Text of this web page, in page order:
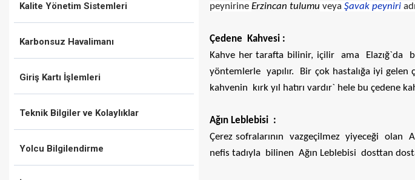
Kalite Yönetim Sistemleri
Karbonsuz Havalimanı
Giriş Kartı İşlemleri
Teknik Bilgiler ve Kolaylıklar
Yolcu Bilgilendirme
peynirine Erzincan tulumu veya Şavak peyniri
Çedene Kahvesi :
Kahve her tarafta bilinir, içilir ama Elazığ`da
yöntemlerle yapılır. Bir çok hastalığa iyi
kahvenin kırk yıl hatırı vardır` hele bu çedene
Ağın Leblebisi :
Çerez sofralarının vazgeçilmez yiyeceği olan
nefis tadıyla bilinen Ağın Leblebisi dosttan